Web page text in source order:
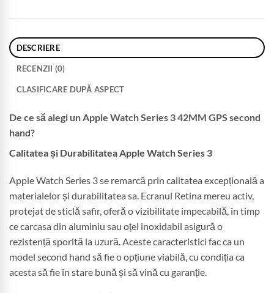
DESCRIERE
RECENZII (0)
CLASIFICARE DUPĂ ASPECT
De ce să alegi un Apple Watch Series 3 42MM GPS second
hand?
Calitatea și Durabilitatea Apple Watch Series 3
Apple Watch Series 3 se remarcă prin calitatea excepțională a
materialelor și durabilitatea sa. Ecranul Retina mereu activ,
protejat de sticlă safir, oferă o vizibilitate impecabilă, în timp
ce carcasa din aluminiu sau oțel inoxidabil asigură o
rezistență sporită la uzură. Aceste caracteristici fac ca un
model second hand să fie o opțiune viabilă, cu condiția ca
acesta să fie în stare bună și să vină cu garanție.